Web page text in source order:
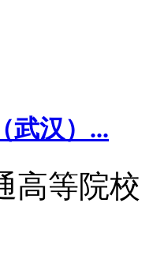
武汉）...
高等院校